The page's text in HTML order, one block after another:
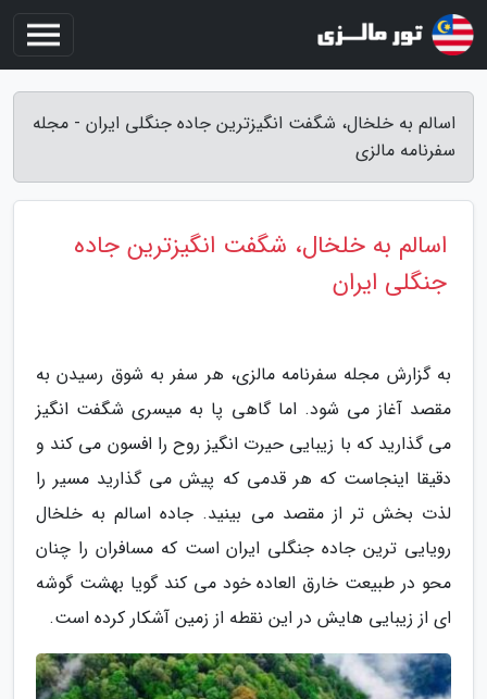
اسالم به خلخال، شگفت انگیزترین جاده جنگلی ایران - مجله
سفرنامه مالزی
اسالم به خلخال، شگفت انگیزترین جاده
جنگلی ایران
به گزارش مجله سفرنامه مالزی، هر سفر به شوق رسیدن به
مقصد آغاز می شود. اما گاهی پا به میسری شگفت انگیز
می گذارید که با زیبایی حیرت انگیز روح را افسون می کند و
دقیقا اینجاست که هر قدمی که پیش می گذارید مسیر را
لذت بخش تر از مقصد می بینید. جاده اسالم به خلخال
رویایی ترین جاده جنگلی ایران است که مسافران را چنان
محو در طبیعت خارق العاده خود می کند گویا بهشت گوشه
ای از زیبایی هایش در این نقطه از زمین آشکار کرده است.